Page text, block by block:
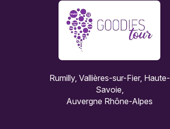
Rumilly, Vallières-sur-Fier, Haute-
Savoie,
Auvergne Rhône-Alpes